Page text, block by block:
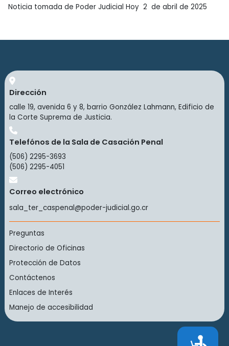
Accesibilidad
Noticia tomada de Poder Judicial Hoy 2 de abril de 2025
Dirección
calle 19, avenida 6 y 8, barrio González Lahmann, Edificio de
la Corte Suprema de Justicia.
Telefónos de la Sala de Casación Penal
(506) 2295-3693
(506) 2295-4051
Correo electrónico
sala_ter_caspenal@poder-judicial.go.cr
Preguntas
Directorio de Oficinas
Protección de Datos
Contáctenos
Enlaces de Interés
Manejo de accesibilidad